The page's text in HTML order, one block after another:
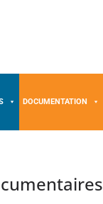
DOCUMENTATION